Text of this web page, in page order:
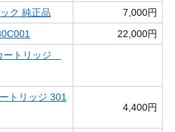
ク 純正品
7,000円
22,000円
トリッジ
トリッジ 301
4,400円